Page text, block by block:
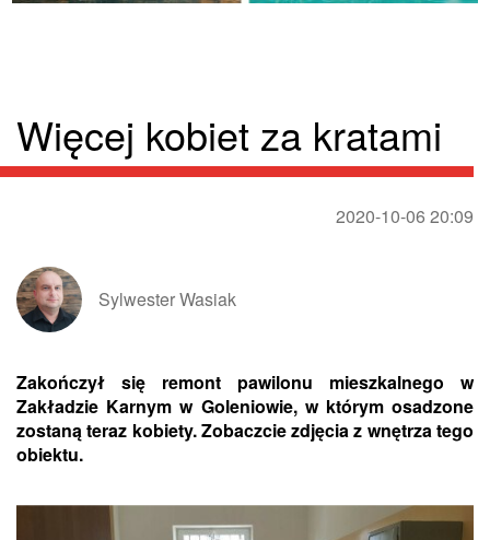
Więcej kobiet za kratami
2020-10-06 20:09
Sylwester Wasiak
Zakończył się remont pawilonu mieszkalnego w
Zakładzie Karnym w Goleniowie, w którym osadzone
zostaną teraz kobiety. Zobaczcie zdjęcia z wnętrza tego
obiektu.